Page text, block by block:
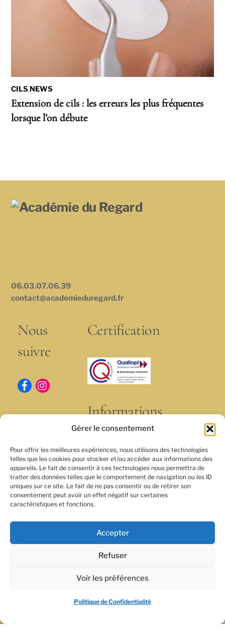
Gérer le consentement
Pour offrir les meilleures expériences, nous utilisons des technologies
telles que les cookies pour stocker et/ou accéder aux informations des
appareils. Le fait de consentir à ces technologies nous permettra de
traiter des données telles que le comportement de navigation ou les ID
uniques sur ce site. Le fait de ne pas consentir ou de retirer son
consentement peut avoir un effet négatif sur certaines
caractéristiques et fonctions.
Accepter
Refuser
Voir les préférences
Politique de Confidentialité
CILS,NEWS
Extension de cils : les erreurs les plus fréquentes
lorsque l’on débute
06.03.07.06.39
contact@academieduregard.fr
Nous
suivre
Certification
Informations
Actualités
Conditions
générales de
vente et
Politique de
Confidentialité
FR